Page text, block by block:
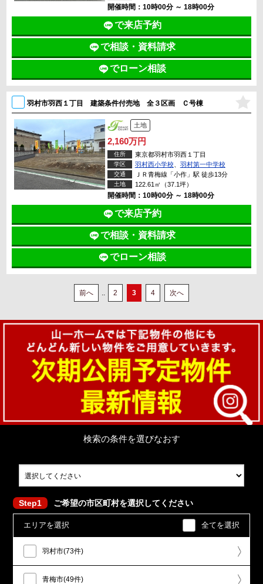
開催時間：10時00分 ～ 18時00分
で来店予約
で相談・資料請求
でローン相談
羽村市羽西１丁目 建築条件付売地 全３区画 Ｃ号棟
土地
2,160万円
住所 東京都羽村市羽西１丁目
学区 羽村西小学校、 羽村第一中学校
交通 ＪＲ青梅線「小作」駅 徒歩13分
土地 122.61㎡（37.1坪）
開催時間：10時00分 ～ 18時00分
で来店予約
で相談・資料請求
でローン相談
前へ .. 2 3 4 次へ
検索の条件を選びなおす
Step1 ご希望の市区町村を選択してください
エリアを選択 全てを選択
羽村市(73件)
青梅市(49件)